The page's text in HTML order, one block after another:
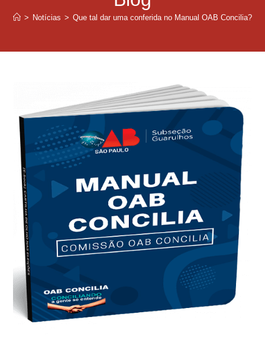
> Notícias > Que tal dar uma conferida no Manual OAB Concilia?